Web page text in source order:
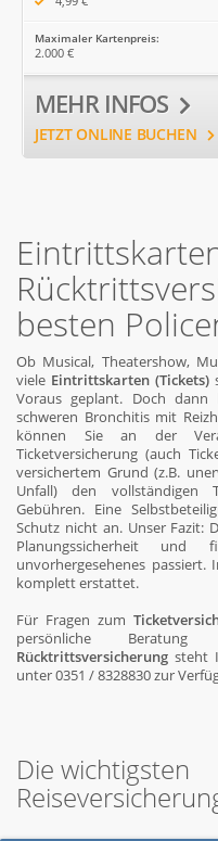
Maximaler Kartenpreis:
2.000 €
MEHR INFOS
JETZT ONLINE BUCHEN
besten
Ob Musical, Theatershow,
viele Eintrittskarten (Tickets)
Voraus geplant. Doch
schweren Bronchitis mit
können Sie an der
Ticketversicherung (auch
versichertem Grund (z.B.
Unfall) den vollständigen
Gebühren. Eine
Schutz nicht an. Unser Fazit:
Planungssicherheit und
unvorhergesehenes
komplett erstattet.
Für Fragen zum
persönliche
Rücktrittsversicherung steht
unter 0351 / 8328830 zur
Die wichtigsten